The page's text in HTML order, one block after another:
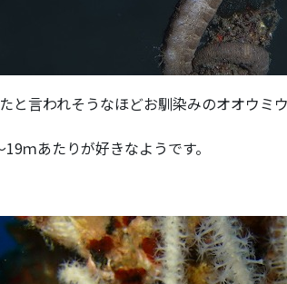
と言われそうなほどお馴染みのオオウミウ
ｍあたりが好きなようです。